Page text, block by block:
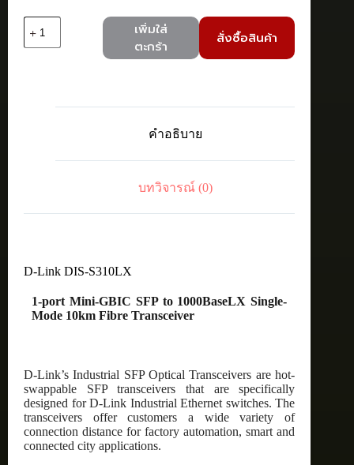
D-
10km
เพิ่มใส่
ตะกร้า
สั่งซื้อสินค้า
คำอธิบาย
บทวิจารณ์ (0)
D-Link DIS-S310LX
1-port Mini-GBIC SFP to 1000BaseLX Single-
Mode 10km Fibre Transceiver
D-Link’s Industrial SFP Optical Transceivers are hot-
swappable SFP transceivers that are specifically
designed for D-Link Industrial Ethernet switches. The
transceivers offer customers a wide variety of
connection distance for factory automation, smart and
connected city applications.